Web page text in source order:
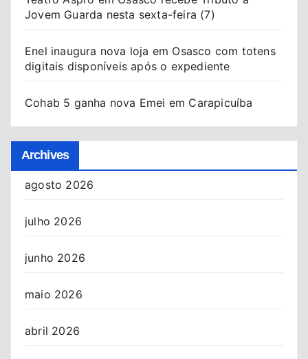
Jovem Guarda nesta sexta-feira (7)
Enel inaugura nova loja em Osasco com totens
digitais disponíveis após o expediente
Cohab 5 ganha nova Emei em Carapicuíba
Archives
agosto 2026
julho 2026
junho 2026
maio 2026
abril 2026